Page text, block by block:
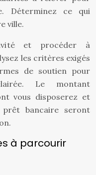
Déterminez ce qui
ville.
et procéder à
les critères exigés
de soutien pour
Le montant
vous disposerez et
bancaire seront
à parcourir